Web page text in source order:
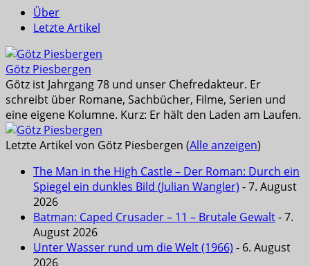
Über
Letzte Artikel
Götz Piesbergen
Götz ist Jahrgang 78 und unser Chefredakteur. Er
schreibt über Romane, Sachbücher, Filme, Serien und
eine eigene Kolumne. Kurz: Er hält den Laden am Laufen.
Letzte Artikel von Götz Piesbergen (Alle anzeigen)
The Man in the High Castle – Der Roman: Durch ein
Spiegel ein dunkles Bild (Julian Wangler) - 7. August
2026
Batman: Caped Crusader – 11 – Brutale Gewalt- 7.
August 2026
Unter Wasser rund um die Welt (1966) - 6. August
2026